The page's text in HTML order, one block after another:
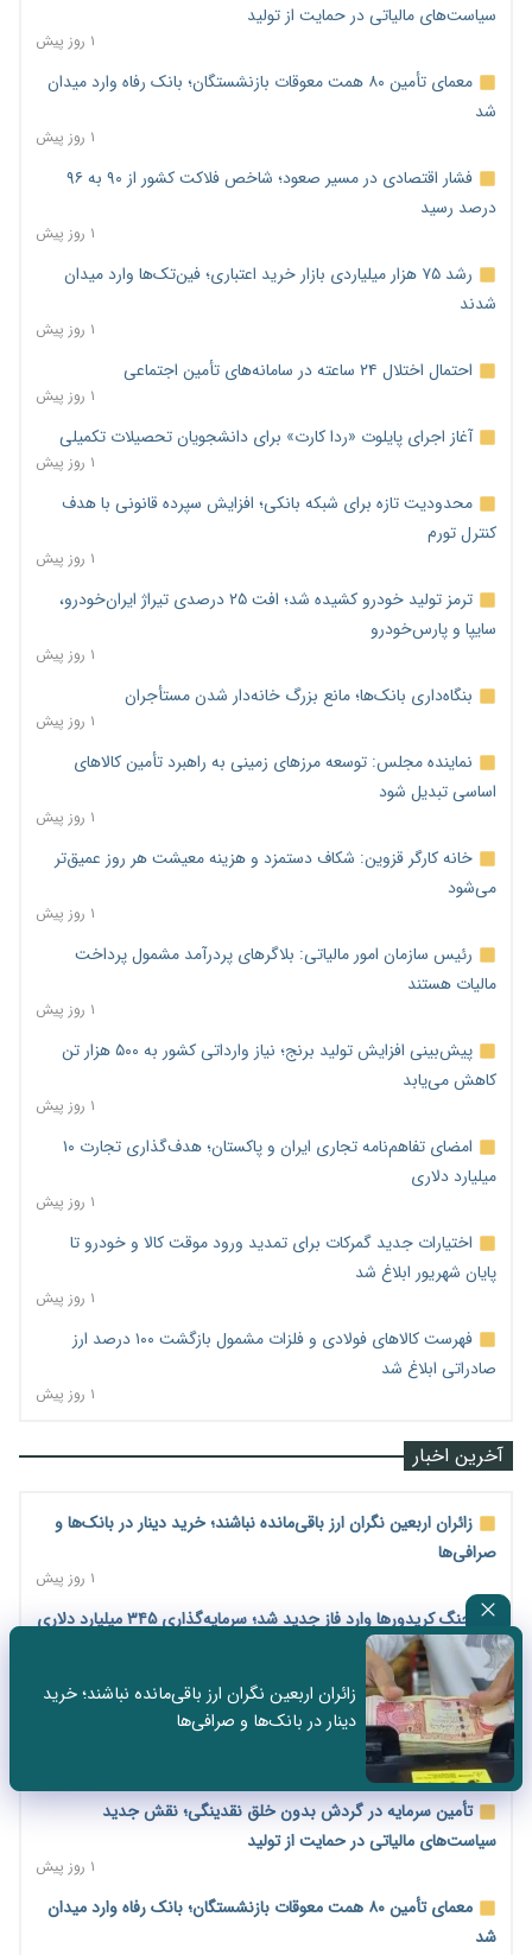
سیاست‌های مالیاتی در حمایت از تولید
۱ روز پیش
معمای تأمین ۸۰ همت معوقات بازنشستگان؛ بانک رفاه وارد میدان
شد
۱ روز پیش
فشار اقتصادی در مسیر صعود؛ شاخص فلاکت کشور از ۹۰ به ۹۶
درصد رسید
۱ روز پیش
رشد ۷۵ هزار میلیاردی بازار خرید اعتباری؛ فین‌تک‌ها وارد میدان
شدند
۱ روز پیش
احتمال اختلال ۲۴ ساعته در سامانه‌های تأمین اجتماعی
۱ روز پیش
آغاز اجرای پایلوت «ردا کارت» برای دانشجویان تحصیلات تکمیلی
۱ روز پیش
محدودیت تازه برای شبکه بانکی؛ افزایش سپرده قانونی با هدف
کنترل تورم
۱ روز پیش
ترمز تولید خودرو کشیده شد؛ افت ۲۵ درصدی تیراژ ایران‌خودرو،
سایپا و پارس‌خودرو
۱ روز پیش
بنگاه‌داری بانک‌ها؛ مانع بزرگ خانه‌دار شدن مستأجران
۱ روز پیش
نماینده مجلس: توسعه مرزهای زمینی به راهبرد تأمین کالاهای
اساسی تبدیل شود
۱ روز پیش
خانه کارگر قزوین: شکاف دستمزد و هزینه معیشت هر روز عمیق‌تر
می‌شود
۱ روز پیش
رئیس سازمان امور مالیاتی: بلاگرهای پردرآمد مشمول پرداخت
مالیات هستند
۱ روز پیش
پیش‌بینی افزایش تولید برنج؛ نیاز وارداتی کشور به ۵۰۰ هزار تن
کاهش می‌یابد
۱ روز پیش
امضای تفاهم‌نامه تجاری ایران و پاکستان؛ هدف‌گذاری تجارت ۱۰
میلیارد دلاری
۱ روز پیش
اختیارات جدید گمرکات برای تمدید ورود موقت کالا و خودرو تا
پایان شهریور ابلاغ شد
۱ روز پیش
فهرست کالاهای فولادی و فلزات مشمول بازگشت ۱۰۰ درصد ارز
صادراتی ابلاغ شد
۱ روز پیش
آخرین اخبار
زائران اربعین نگران ارز باقی‌مانده نباشند؛ خرید دینار در بانک‌ها و
صرافی‌ها
۱ روز پیش
جنگ کریدورها وارد فاز جدید شد؛ سرمایه‌گذاری ۳۴۵ میلیارد دلاری
اوراسیا تا ۲۰۳۵
پارادوکس اینترنت در ایران؛ مصرف‌کننده بیشتر می‌پردازد، شبکه
کمتر توسعه می‌یابد
تأمین سرمایه در گردش بدون خلق نقدینگی؛ نقش جدید
سیاست‌های مالیاتی در حمایت از تولید
۱ روز پیش
معمای تأمین ۸۰ همت معوقات بازنشستگان؛ بانک رفاه وارد میدان
شد
زائران اربعین نگران ارز باقی‌مانده نباشند؛ خرید
دینار در بانک‌ها و صرافی‌ها